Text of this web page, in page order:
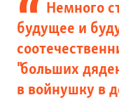
Немного
будущее и
"больших
в войнушку в